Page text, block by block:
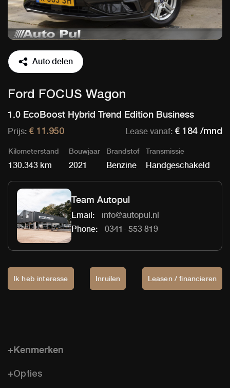
Auto delen
Ford FOCUS Wagon
1.0 EcoBoost Hybrid Trend Edition Business
Prijs: € 11.950 Lease vanaf: € 184 /mnd
Kilometerstand
130.343 km
Bouwjaar
2021
Brandstof
Benzine
Transmissie
Handgeschakeld
Team Autopul
Email:
info@autopul.nl
Phone:
0341- 553 819
Ik heb interesse Inruilen Leasen / financieren
+Kenmerken
+Opties